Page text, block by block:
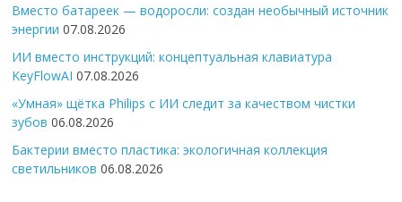
Вместо батареек — водоросли: создан необычный источник
энергии 07.08.2026
ИИ вместо инструкций: концептуальная клавиатура
KeyFlowAI 07.08.2026
«Умная» щётка Philips с ИИ следит за качеством чистки
зубов 06.08.2026
Бактерии вместо пластика: экологичная коллекция
светильников 06.08.2026